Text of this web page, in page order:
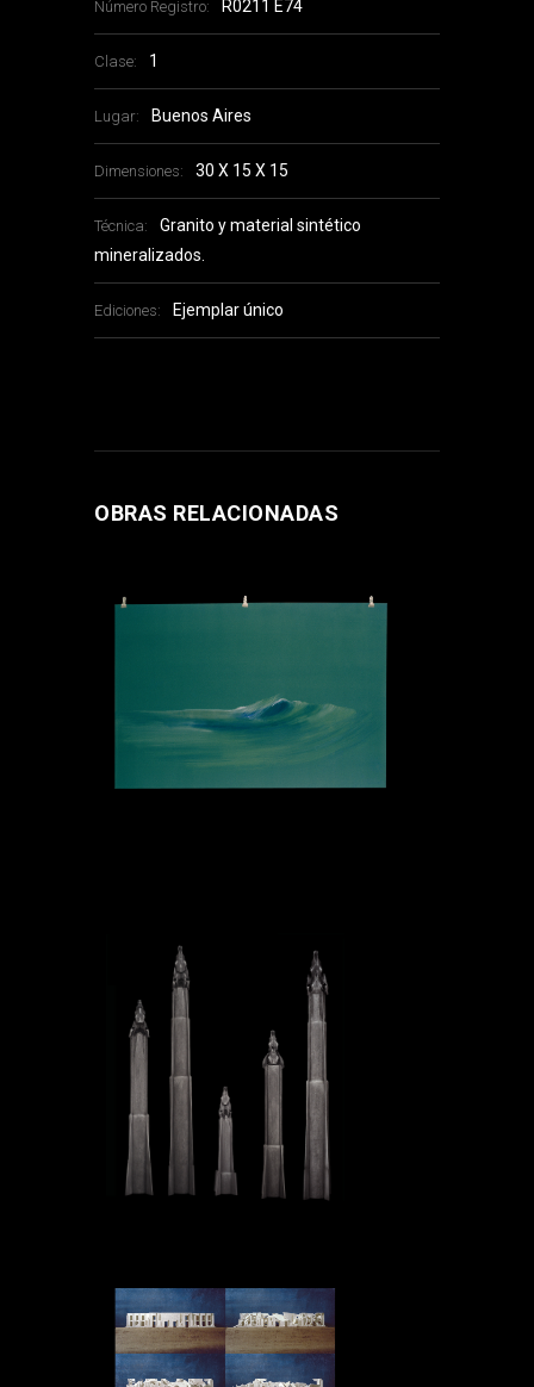
Número Registro: R0211 E74
Clase: 1
Lugar: Buenos Aires
Dimensiones: 30 X 15 X 15
Técnica:
Granito y material sintético
mineralizados.
Ediciones: Ejemplar único
OBRAS RELACIONADAS